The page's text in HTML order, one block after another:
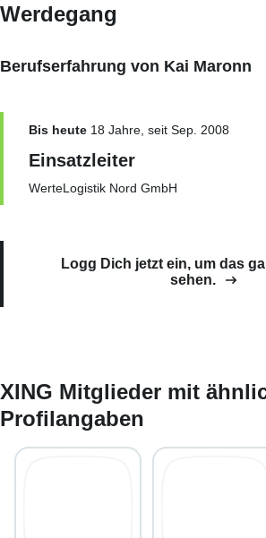
Werdegang
Berufserfahrung von Kai Maronn
Bis heute 18 Jahre, seit Sep. 2008
Einsatzleiter
WerteLogistik Nord GmbH
Logg Dich jetzt ein, um das
sehen.
XING Mitglieder mit
Profilangaben